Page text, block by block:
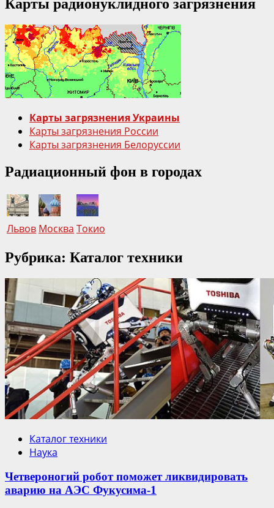
о
между
единицами
СИ
Карты радионуклидного загрязнения
Карты загрязнения Украины
Карты загрязнения России
Карты загрязнения Белоруссии
Радиационный фон в городах
Львов Москва Токио
Рубрика: Каталог техники
Каталог техники
Наука
Четвероногий робот поможет ликвидировать
аварию на АЭС Фукусима-1